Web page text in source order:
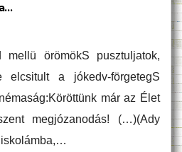
mellü örömökS pusztuljatok,
elcsitult a jókedv-förgetegS
már az Élet
megjózanodás! (…)(Ady
iskolámba,…